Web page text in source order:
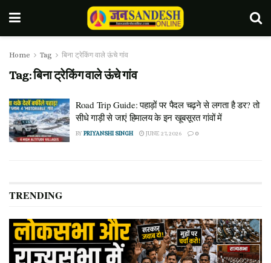
Home Tag बिना ट्रेकिंग वाले ऊंचे गांव
Tag:बिना ट्रेकिंग वाले ऊंचे गांव
Road Trip Guide: पहाड़ों पर पैदल चढ़ने से लगता है डर? तो
सीधे गाड़ी से जाएं हिमालय के इन खूबसूरत गांवों में
BYPRIYANSHI SINGH JUNE 27, 2026 0
TRENDING